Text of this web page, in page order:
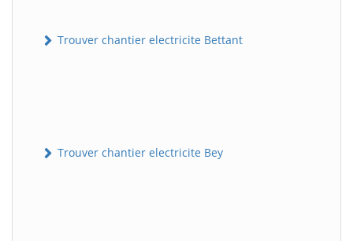
Trouver chantier electricite Bettant
Trouver chantier electricite Bey